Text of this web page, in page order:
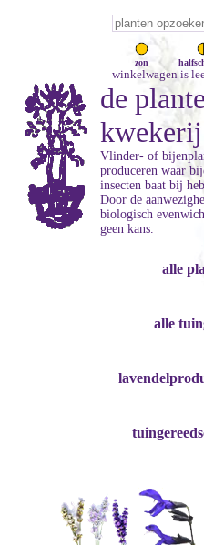
zon
winkelwagen is
de
Vlinder- of
produceren waar
insecten baat bij
Door de
biologisch
geen kans.
alle
alle